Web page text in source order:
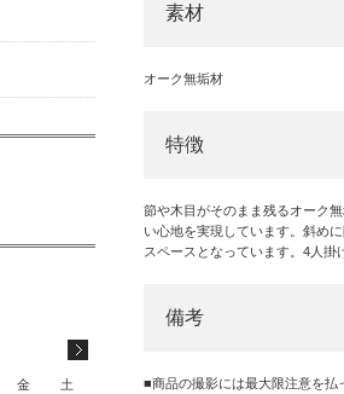
素材
オーク無垢材
特徴
節や木目がそのまま残るオーク
い心地を実現しています。斜め
スペースとなっています。4人掛
備考
■商品の撮影には最大限注意を払
金
土